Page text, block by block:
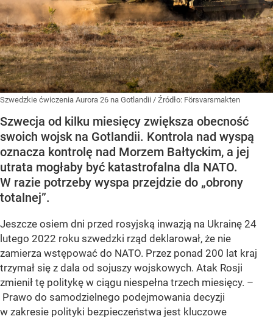
Szwedzkie ćwiczenia Aurora 26 na Gotlandii / Źródło: Försvarsmakten
Szwecja od kilku miesięcy zwiększa obecność
swoich wojsk na Gotlandii. Kontrola nad wyspą
oznacza kontrolę nad Morzem Bałtyckim, a jej
utrata mogłaby być katastrofalna dla NATO.
W razie potrzeby wyspa przejdzie do „obrony
totalnej”.
Jeszcze osiem dni przed rosyjską inwazją na Ukrainę 24
lutego 2022 roku szwedzki rząd deklarował, że nie
zamierza wstępować do NATO. Przez ponad 200 lat kraj
trzymał się z dala od sojuszy wojskowych. Atak Rosji
zmienił tę politykę w ciągu niespełna trzech miesięcy. –
Prawo do samodzielnego podejmowania decyzji
w zakresie polityki bezpieczeństwa jest kluczowe